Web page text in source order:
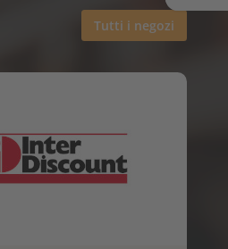
Tutti i negozi